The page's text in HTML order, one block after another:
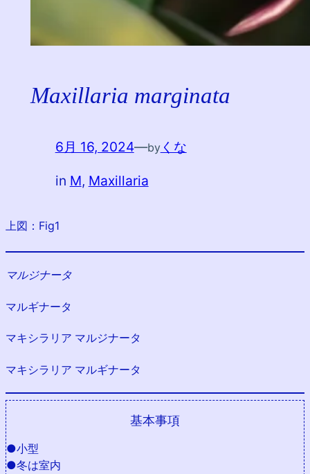
Maxillaria marginata
6月 16, 2024—byくな
in M, Maxillaria
上図：Fig1
マルジナータ
マルギナータ
マキシラリア マルジナータ
マキシラリア マルギナータ
基本事項
●小型
●冬は室内